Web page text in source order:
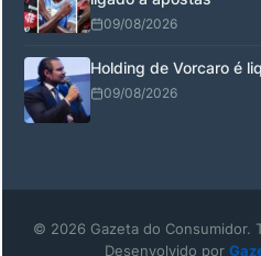
09/08/2026
Holding de Vorcaro é
09/08/2026
© 2026 Gazeta do Consumidor.
Desenvolvido por